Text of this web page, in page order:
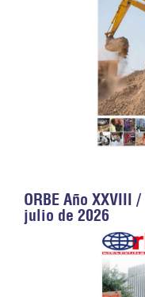
ORBE Año XXVIII
julio de 2026